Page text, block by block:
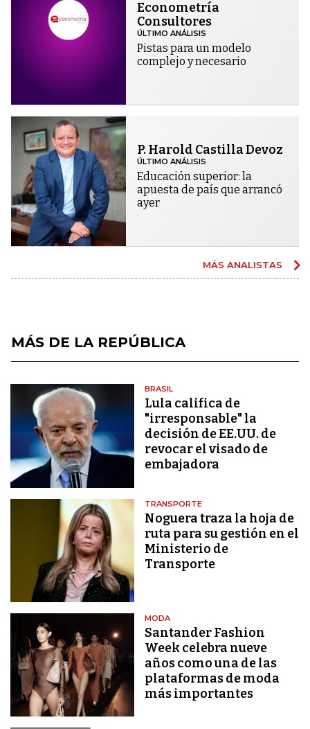
Econometría
Consultores
ÚLTIMO ANÁLISIS
Pistas para un modelo
complejo y necesario
P. Harold Castilla Devoz
ÚLTIMO ANÁLISIS
Educación superior: la
apuesta de país que arrancó
ayer
MÁS ANALISTAS
MÁS DE LA REPÚBLICA
BRASIL
Lula califica de
"irresponsable" la
decisión de EE.UU. de
revocar el visado de
embajadora
TRANSPORTE
Noguera traza la hoja de
ruta para su gestión en el
Ministerio de
Transporte
MODA
Santander Fashion
Week celebra nueve
años como una de las
plataformas de moda
más importantes